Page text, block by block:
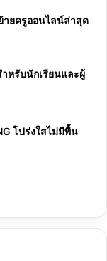
ายครูออนไลน์ล่าสุด
หรับนักเรียนและผู้
โปร่งใสไม่มีพื้น